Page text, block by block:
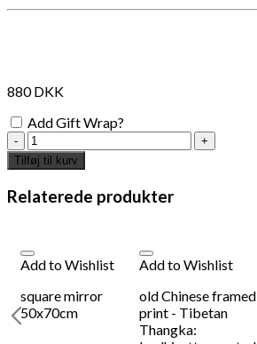
880DKK
Add Gift Wrap?
gold
mirror
with
flower
details
Tilføj til kurv
Relaterede produkter
Add to Wishlist
square mirror
50x70cm
Add to Wishlist
old Chinese framed
print - Tibetan
Thangka: